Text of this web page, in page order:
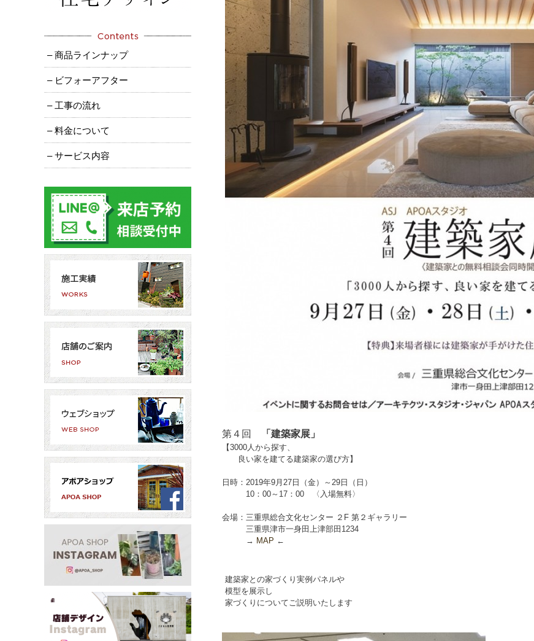
第４回 「建築家展」
【3000人から探す、
良い家を建てる建築家の選び方】
日時：2019年9月27日（金）～29日（日）
10：00～17：00
〈入場無料〉
会場：三重県総合文化センター ２F 第２ギャラリー
三重県津市一身田上津部田1234
→ MAP ←
建築家との家づくり実例パネルや
模型を展示し
家づくりについてご説明いたします
– 商品ラインナップ
– ビフォーアフター
– 工事の流れ
– 料金について
– サービス内容